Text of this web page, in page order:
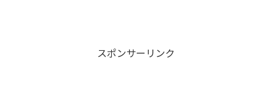
スポンサーリンク